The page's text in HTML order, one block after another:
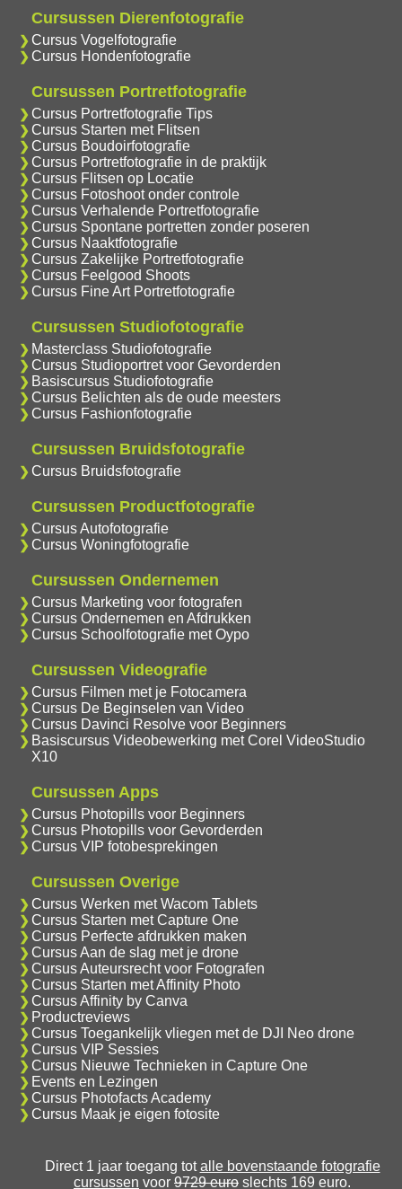
Cursussen Dierenfotografie
Cursus Vogelfotografie
Cursus Hondenfotografie
Cursussen Portretfotografie
Cursus Portretfotografie Tips
Cursus Starten met Flitsen
Cursus Boudoirfotografie
Cursus Portretfotografie in de praktijk
Cursus Flitsen op Locatie
Cursus Fotoshoot onder controle
Cursus Verhalende Portretfotografie
Cursus Spontane portretten zonder poseren
Cursus Naaktfotografie
Cursus Zakelijke Portretfotografie
Cursus Feelgood Shoots
Cursus Fine Art Portretfotografie
Cursussen Studiofotografie
Masterclass Studiofotografie
Cursus Studioportret voor Gevorderden
Basiscursus Studiofotografie
Cursus Belichten als de oude meesters
Cursus Fashionfotografie
Cursussen Bruidsfotografie
Cursus Bruidsfotografie
Cursussen Productfotografie
Cursus Autofotografie
Cursus Woningfotografie
Cursussen Ondernemen
Cursus Marketing voor fotografen
Cursus Ondernemen en Afdrukken
Cursus Schoolfotografie met Oypo
Cursussen Videografie
Cursus Filmen met je Fotocamera
Cursus De Beginselen van Video
Cursus Davinci Resolve voor Beginners
Basiscursus Videobewerking met Corel VideoStudio
X10
Cursussen Apps
Cursus Photopills voor Beginners
Cursus Photopills voor Gevorderden
Cursus VIP fotobesprekingen
Cursussen Overige
Cursus Werken met Wacom Tablets
Cursus Starten met Capture One
Cursus Perfecte afdrukken maken
Cursus Aan de slag met je drone
Cursus Auteursrecht voor Fotografen
Cursus Starten met Affinity Photo
Cursus Affinity by Canva
Productreviews
Cursus Toegankelijk vliegen met de DJI Neo drone
Cursus VIP Sessies
Cursus Nieuwe Technieken in Capture One
Events en Lezingen
Cursus Photofacts Academy
Cursus Maak je eigen fotosite
Direct 1 jaar toegang totalle bovenstaande fotografie
cursussen voor 9729 euro slechts 169 euro.